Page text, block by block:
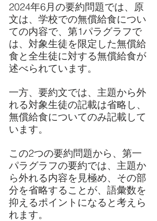
2024年6月の要約問題では、原
文は、学校での無償給食につい
ての内容で、第1パラグラフで
は、対象生徒を限定した無償給
食と全生徒に対する無償給食が
述べられています。
一方、要約文では、主題から外
れる対象生徒の記載は省略し、
無償給食についてのみ記載して
います。
この2つの要約問題から、第一
パラグラフの要約では、主題か
ら外れる内容を見極め、その部
分を省略することが、語彙数を
抑えるポイントになると考えら
れます。